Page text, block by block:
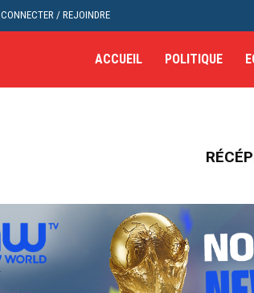
CONNECTER / REJOINDRE
ACCUEIL POLITIQUE